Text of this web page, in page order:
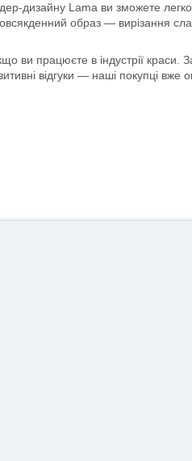
дизайну Lama ви зможете
образ — вирізання
ви працюєте в індустрії
відгуки — наші покупці вже